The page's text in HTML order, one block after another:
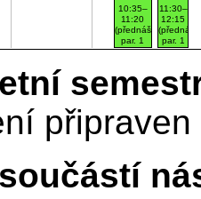
10:35–
11:20
(přednášková
par. 1
paralelka
7
(budova
A534
11:30–
12:15
par. 1
paralelka
7
(budova
A534
připraven